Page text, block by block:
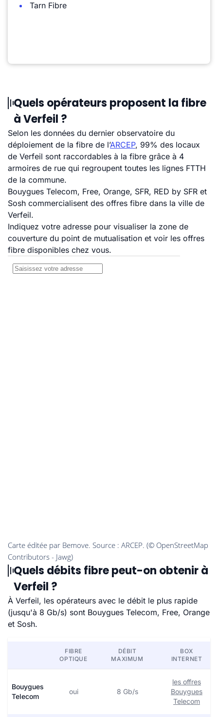
Tarn Fibre
Quels opérateurs proposent la fibre
à Verfeil ?
Selon les données du dernier observatoire du
déploiement de la fibre de l’ARCEP, 99% des locaux
de Verfeil sont raccordables à la fibre grâce à 4
armoires de rue qui regroupent toutes les lignes FTTH
de la commune.
Bouygues Telecom, Free, Orange, SFR, RED by SFR et
Sosh commercialisent des offres fibre dans la ville de
Verfeil.
Indiquez votre adresse pour visualiser la zone de
couverture du point de mutualisation et voir les offres
fibre disponibles chez vous.
Quels débits fibre peut-on obtenir à
Verfeil ?
À Verfeil, les opérateurs avec le débit le plus rapide
(jusqu'à 8 Gb/s) sont Bouygues Telecom, Free, Orange
et Sosh.
FIBRE
OPTIQUE
DÉBIT
MAXIMUM
BOX
INTERNET
Bouygues
Telecom
oui 8 Gb/s
les offres
Bouygues
Telecom